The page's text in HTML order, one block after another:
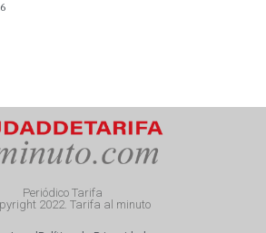
Periódico Tarifa
2022. Tarifa al minuto